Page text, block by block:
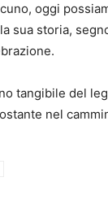
oggi
sua storia,
tangibile del
nel